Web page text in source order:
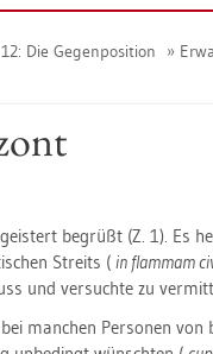
Die Ge­gen­po­si­ti­on
be­grüßt (Z. 1). Es
Streits ( in flam­mam
und ver­such­te zu
man­chen Per­so­nen